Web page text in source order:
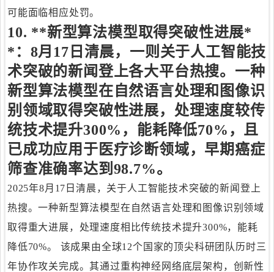
可能面临相应处罚。
10. **新型算法模型取得突破性进展*
*：8月17日清晨，一则关于人工智能技
术突破的新闻登上各大平台热搜。一种
新型算法模型在自然语言处理和图像识
别领域取得突破性进展，处理速度较传
统技术提升300%，能耗降低70%，且
已成功应用于医疗诊断领域，早期癌症
筛查准确率达到98.7%。
2025年8月17日清晨，关于人工智能技术突破的新闻登上
热搜。一种新型算法模型在自然语言处理和图像识别领域
取得重大进展，处理速度相比传统技术提升300%，能耗
降低70%。 该成果由全球12个国家的顶尖科研团队历时三
年协作攻关完成。其通过重构神经网络底层架构，创新性